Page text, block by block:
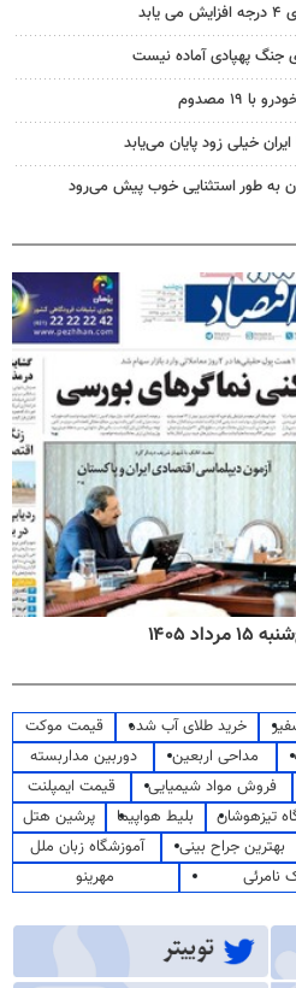
جنگ پهپادی آماده نیست
خیلی زود پایان می‌یابد
به طور استثنایی خوب پیش می‌رود
۱۴۰۵
خرید طلای آب شده
قیمت موکت
مداحی اربعین
دوربین مداربسته
فروش مواد شیمیایی
قیمت ایمپلنت
تیزهوشان بلیط هواپیما
پرشین هتل
بهترین جراح بینی
آموزشگاه زبان ملل
مهرینو